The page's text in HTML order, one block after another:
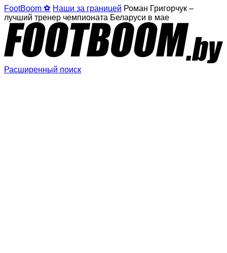
FootBoom ⚽ Наши за границей Роман Григорчук –
лучший тренер чемпионата Беларуси в мае
Расширенный поиск